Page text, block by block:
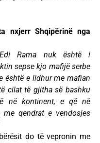
nxjerr Shqipërinë nga
Rama nuk është i
sepse kjo mafijë serbe
është e lidhur me mafian
cilat të gjitha së bashku
në kontinent, e që në
qendrat e vendosjes
do të vepronin me